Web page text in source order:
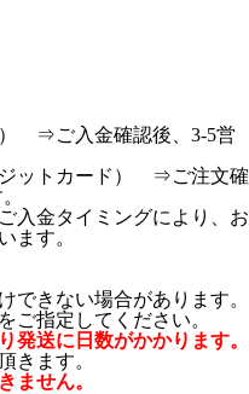
⇒ご入金確認後、3-5営
ジットカード） ⇒ご注文確
入金タイミングにより、お
ます。
できない場合があります。
ご指定してください。
発送に日数がかかります。
きます。
ません。